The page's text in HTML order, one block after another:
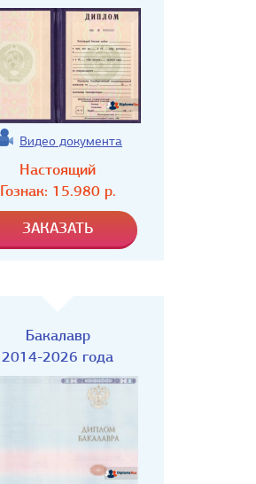
Видео документа
Настоящий
Гознак: 15.980р.
Бакалавр
2014-2026 года